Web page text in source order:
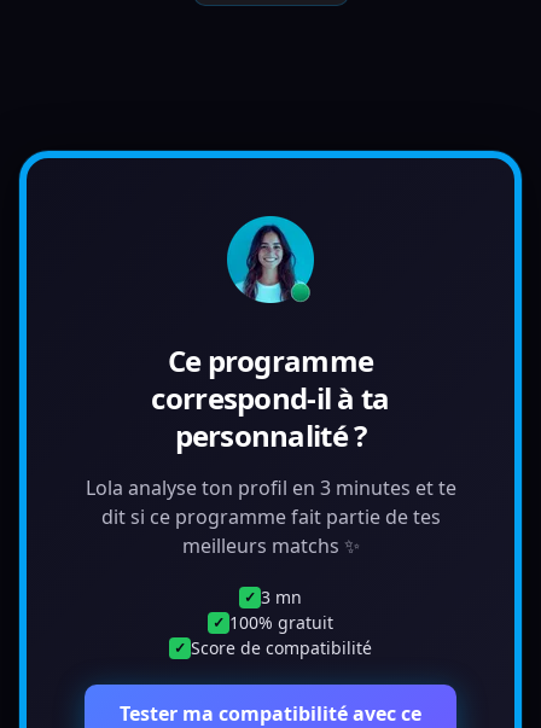
Ce programme
correspond-il à ta
personnalité ?
Lola analyse ton profil en 3 minutes et te
dit si ce programme fait partie de tes
meilleurs matchs ✨
✓ 3 mn
✓ 100% gratuit
✓ Score de compatibilité
Tester ma compatibilité avec ce